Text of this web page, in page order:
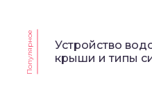
Популярное
Устройство
крыши и типы